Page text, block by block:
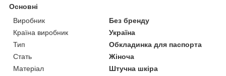
Основні
Виробник
Без бренду
Країна виробник
Україна
Тип
Обкладинка для паспорта
Стать
Жіноча
Матеріал
Штучна шкіра